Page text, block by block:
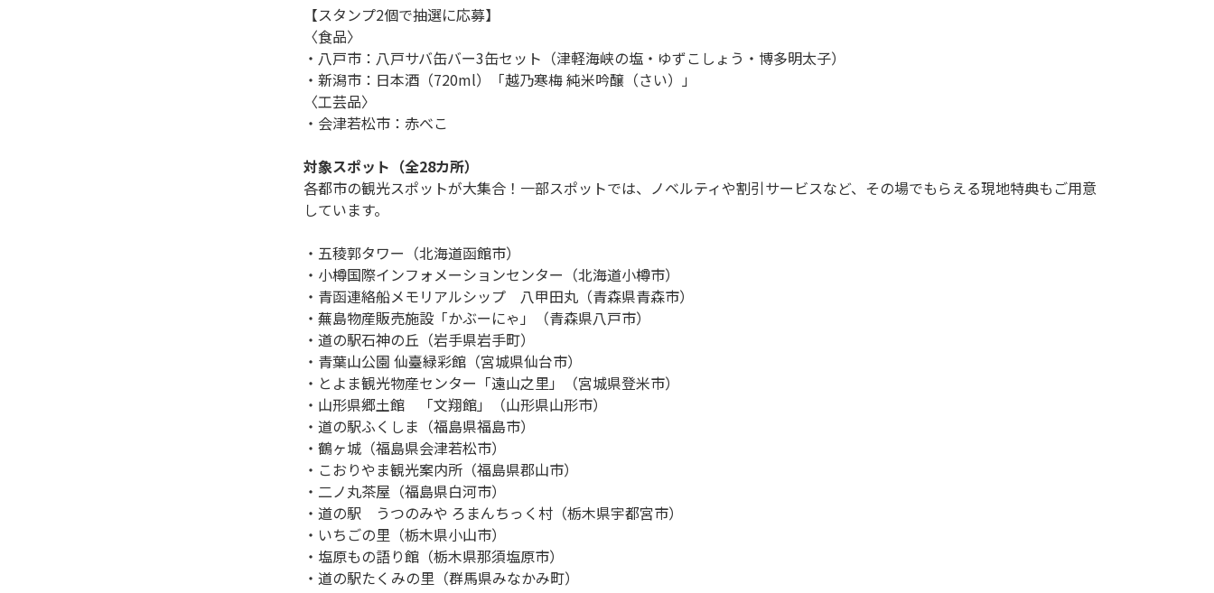
【スタンプ2個で抽選に応募】
〈食品〉
・八戸市：八戸サバ缶バー3缶セット（津軽海峡の塩・ゆずこしょう・博多明太子）
・新潟市：日本酒（720ml）「越乃寒梅 純米吟醸（さい）」
〈工芸品〉
・会津若松市：赤べこ
対象スポット（全28カ所）
各都市の観光スポットが大集合！一部スポットでは、ノベルティや割引サービスなど、その場でもらえる現地特典もご用意
しています。
・五稜郭タワー（北海道函館市）
・小樽国際インフォメーションセンター（北海道小樽市）
・青函連絡船メモリアルシップ　八甲田丸（青森県青森市）
・蕪島物産販売施設「かぶーにゃ」（青森県八戸市）
・道の駅石神の丘（岩手県岩手町）
・青葉山公園 仙臺緑彩館（宮城県仙台市）
・とよま観光物産センター「遠山之里」（宮城県登米市）
・山形県郷土館　「文翔館」（山形県山形市）
・道の駅ふくしま（福島県福島市）
・鶴ヶ城（福島県会津若松市）
・こおりやま観光案内所（福島県郡山市）
・二ノ丸茶屋（福島県白河市）
・道の駅　うつのみや ろまんちっく村（栃木県宇都宮市）
・いちごの里（栃木県小山市）
・塩原もの語り館（栃木県那須塩原市）
・道の駅たくみの里（群馬県みなかみ町）